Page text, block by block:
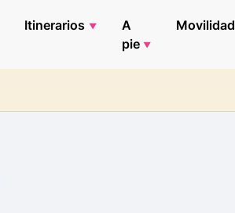
Itinerarios
A
pie
Movilidad